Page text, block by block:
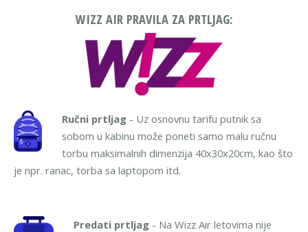
WIZZ AIR PRAVILA ZA PRTLJAG:
Ručni prtljag - Uz osnovnu tarifu putnik sa
sobom u kabinu može poneti samo malu ručnu
torbu maksimalnih dimenzija 40x30x20cm, kao što
je npr. ranac, torba sa laptopom itd.
Predati prtljag - Na Wizz Air letovima nije